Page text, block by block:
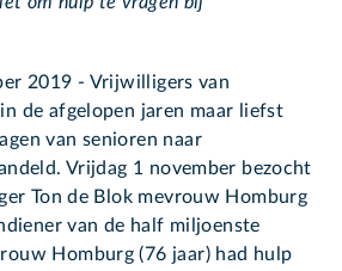
2019 - Vrijwilligers van
de afgelopen jaren maar liefst
van senioren naar
Vrijdag 1 november bezocht
Ton de Blok mevrouw Homburg
van de half miljoenste
Homburg (76 jaar) had hulp